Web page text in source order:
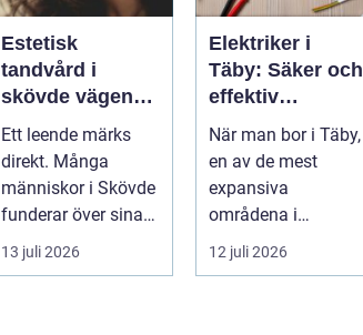
Estetisk
tandvård i
skövde vägen
till ett leende du
trivs med
Ett leende märks
direkt. Många
människor i Skövde
funderar över sina
tänder, men skjuter
upp att gör...
13 juli 2026
Elektriker i
Täby: Säker och
effektiv
elinstallation i
norrort
När man bor i Täby,
en av de mest
expansiva
områdena i
Stockholms norrort,
är b...
12 juli 2026